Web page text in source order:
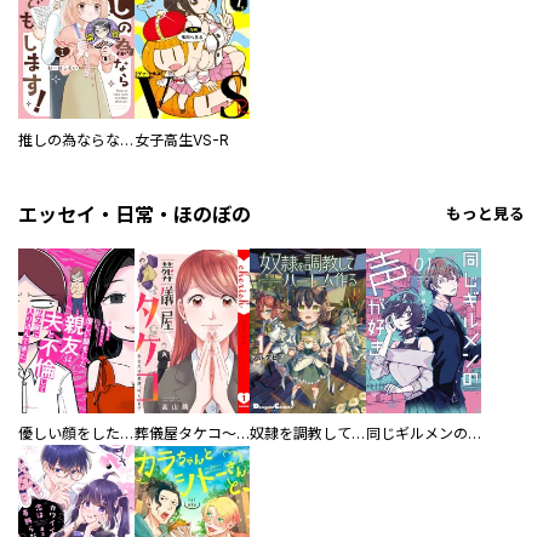
推しの為ならなんでもします！ 女子高生VS-R
エッセイ・日常・ほのぼの もっと見る
優しい顔をした親友は、夫と不倫して私の家に入り込んできた。 葬儀屋タケコ～あなたの最期、叶えます【電子単行本版】 奴隷を調教してハーレム作る 同じギルメンの声が好き